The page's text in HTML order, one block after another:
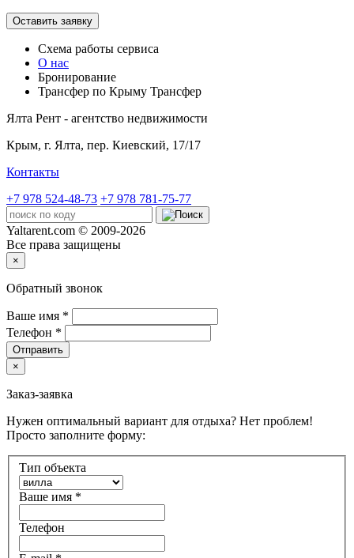
Оставить заявку
Схема работы сервиса
О нас
Бронирование
Трансфер по Крыму Трансфер
Ялта Рент - агентство недвижимости
Крым, г. Ялта, пер. Киевский, 17/17
Контакты
+7 978 524-48-73 +7 978 781-75-77
Yaltarent.com © 2009-2026
Все права защищены
×
Обратный звонок
Ваше имя *
Телефон *
Отправить
×
Заказ-заявка
Нужен оптимальный вариант для отдыха? Нет проблем!
Просто заполните форму:
Тип объекта
Ваше имя *
Телефон